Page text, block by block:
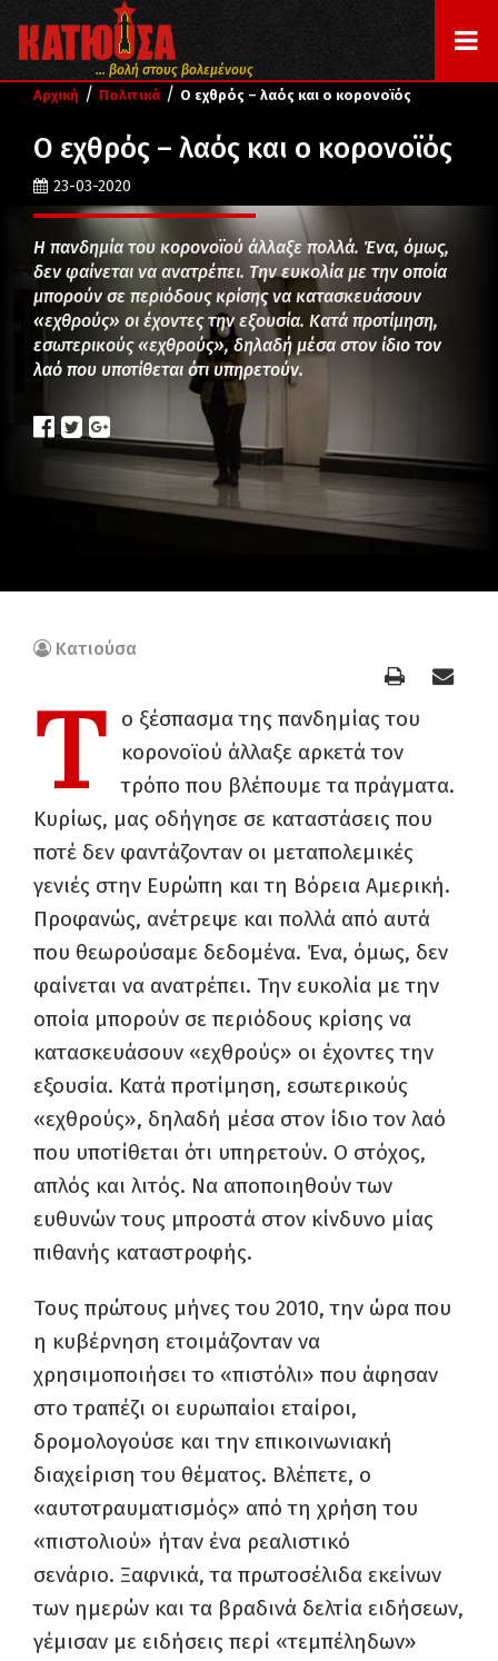
... βολή στους βολεμένους
Αρχική / Πολιτικά / Ο εχθρός – λαός και ο κορονοϊός
Ο εχθρός – λαός και ο κορονοϊός
23-03-2020
Η πανδημία του κορονοϊού άλλαξε πολλά. Ένα, όμως,
δεν φαίνεται να ανατρέπει. Την ευκολία με την οποία
μπορούν σε περιόδους κρίσης να κατασκευάσουν
«εχθρούς» οι έχοντες την εξουσία. Κατά προτίμηση,
εσωτερικούς «εχθρούς», δηλαδή μέσα στον ίδιο τον
λαό που υποτίθεται ότι υπηρετούν.
Κατιούσα
Τ
ο ξέσπασμα της πανδημίας του
κορονοϊού άλλαξε αρκετά τον
τρόπο που βλέπουμε τα πράγματα.
Κυρίως, μας οδήγησε σε καταστάσεις που
ποτέ δεν φαντάζονταν οι μεταπολεμικές
γενιές στην Ευρώπη και τη Βόρεια Αμερική.
Προφανώς, ανέτρεψε και πολλά από αυτά
που θεωρούσαμε δεδομένα. Ένα, όμως, δεν
φαίνεται να ανατρέπει. Την ευκολία με την
οποία μπορούν σε περιόδους κρίσης να
κατασκευάσουν «εχθρούς» οι έχοντες την
εξουσία. Κατά προτίμηση, εσωτερικούς
«εχθρούς», δηλαδή μέσα στον ίδιο τον λαό
που υποτίθεται ότι υπηρετούν. Ο στόχος,
απλός και λιτός. Να αποποιηθούν των
ευθυνών τους μπροστά στον κίνδυνο μίας
πιθανής καταστροφής.
Τους πρώτους μήνες του 2010, την ώρα που
η κυβέρνηση ετοιμάζονταν να
χρησιμοποιήσει το «πιστόλι» που άφησαν
στο τραπέζι οι ευρωπαίοι εταίροι,
δρομολογούσε και την επικοινωνιακή
διαχείριση του θέματος. Βλέπετε, ο
«αυτοτραυματισμός» από τη χρήση του
«πιστολιού» ήταν ένα ρεαλιστικό
σενάριο. Ξαφνικά, τα πρωτοσέλιδα εκείνων
των ημερών και τα βραδινά δελτία ειδήσεων,
γέμισαν με ειδήσεις περί «τεμπέληδων»